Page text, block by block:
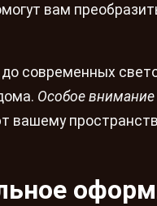
вам
современных
Особое внимание
вашему